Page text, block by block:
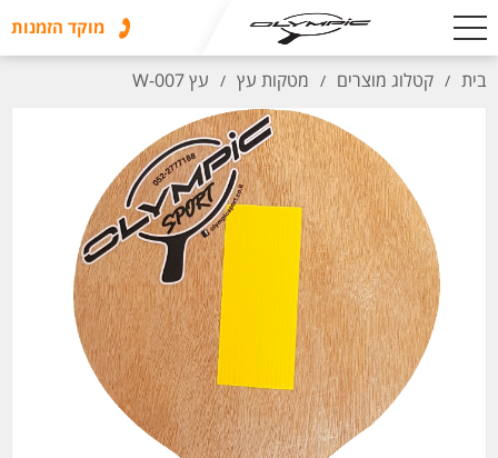
מוקד הזמנות
בית / קטלוג מוצרים / מטקות עץ / עץ W-007